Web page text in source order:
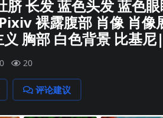
脐 长发 蓝色头发 蓝色
裸露腹部 肖像 肖
义 胸部 白色背景 比基
0 20
评论建议